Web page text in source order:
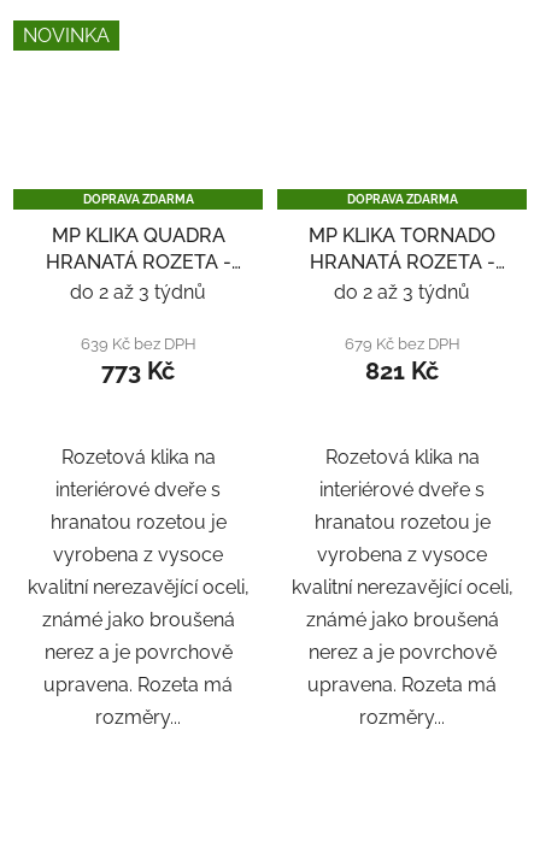
NOVINKA
DOPRAVA ZDARMA
MP KLIKA QUADRA
HRANATÁ ROZETA -
NEREZ
do 2 až 3 týdnů
639 Kč bez DPH
773 Kč
Rozetová klika na
interiérové ​​dveře s
hranatou rozetou je
vyrobena z vysoce
kvalitní nerezavějící oceli,
známé jako broušená
nerez a je povrchově
upravena. Rozeta má
rozměry...
DOPRAVA ZDARMA
MP KLIKA TORNADO
HRANATÁ ROZETA -
NEREZ
do 2 až 3 týdnů
679 Kč bez DPH
821 Kč
Rozetová klika na
interiérové ​​dveře s
hranatou rozetou je
vyrobena z vysoce
kvalitní nerezavějící oceli,
známé jako broušená
nerez a je povrchově
upravena. Rozeta má
rozměry...